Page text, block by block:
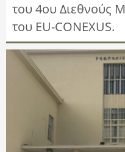
η
ς
του 4ου Διεθνούς
του EU-CONEXUS.